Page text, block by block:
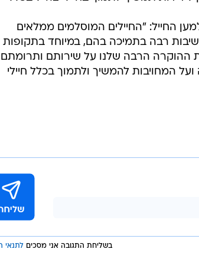
החייל: "החיילים המוסלמים ממלאים
רבה בתמיכה בהם, במיוחד בתקופות
ההוקרה הרבה שלנו על שירותם ותרומתם
המחויבות להמשיך ולתמוך בכלל חיילי
בשליחת התגובה אני מסכים לתנאי